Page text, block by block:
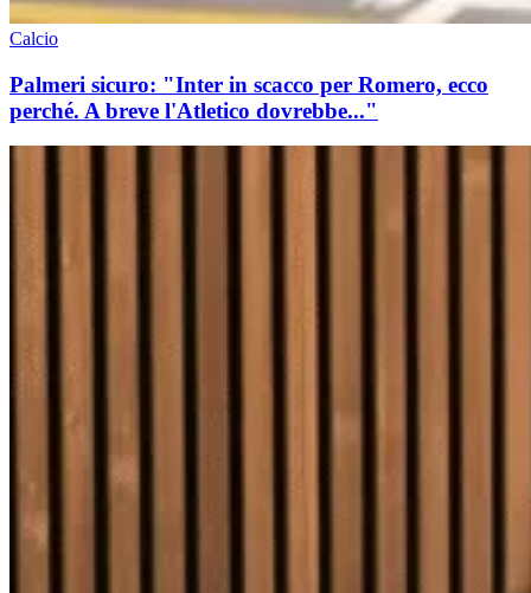
Calcio
Palmeri sicuro: "Inter in scacco per Romero, ecco
perché. A breve l'Atletico dovrebbe..."